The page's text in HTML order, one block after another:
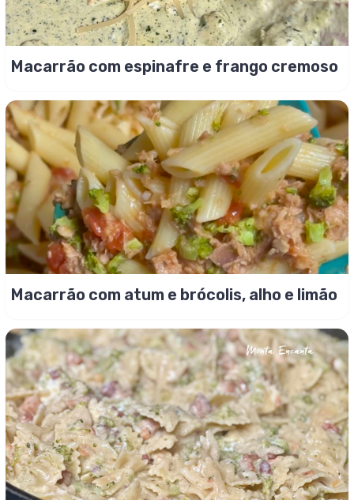
Macarrão com espinafre e frango cremoso
Macarrão com atum e brócolis, alho e limão